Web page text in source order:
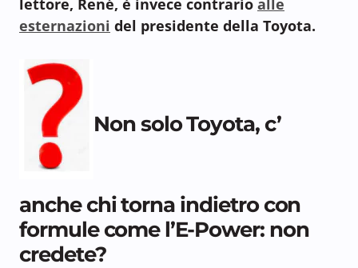
esternazioni del presidente della Toyota.
Non solo Toyota, c’
anche chi torna indietro con
formule come l’E-Power: non
credete?